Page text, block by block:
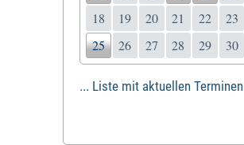
18
19 20 21 22 23
25
26 27 28 29 30
... Liste mit aktuellen Terminen